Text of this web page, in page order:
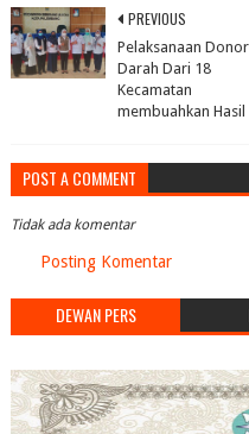
PREVIOUS
Pelaksanaan Donor
Darah Dari 18
Kecamatan
membuahkan Hasil
POST A COMMENT
Tidak ada komentar
Posting Komentar
DEWAN PERS